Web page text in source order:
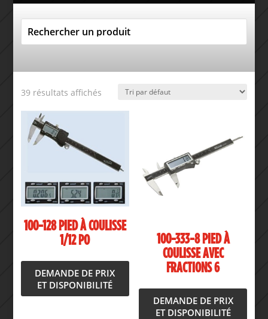
39 résultats affichés
100-128 PIED À COULISSE
1/12 PO
DEMANDE DE PRIX
ET DISPONIBILITÉ
100-333-8 PIED À
COULISSE AVEC
FRACTIONS 6
DEMANDE DE PRIX
ET DISPONIBILITÉ